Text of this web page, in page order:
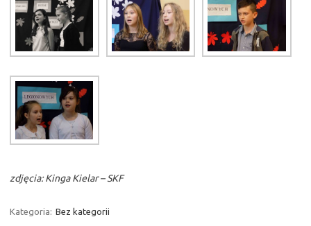
zdjęcia: Kinga Kielar – SKF
Kategoria: Bez kategorii